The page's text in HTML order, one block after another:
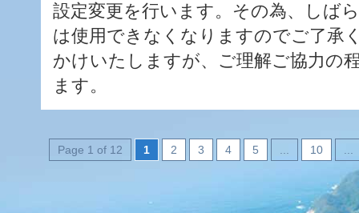
設定変更を行います。その為、しば
は使用できなくなりますのでご了承
かけいたしますが、ご理解ご協力の
ます。
Page 1 of 12 1 2 3 4 5 10